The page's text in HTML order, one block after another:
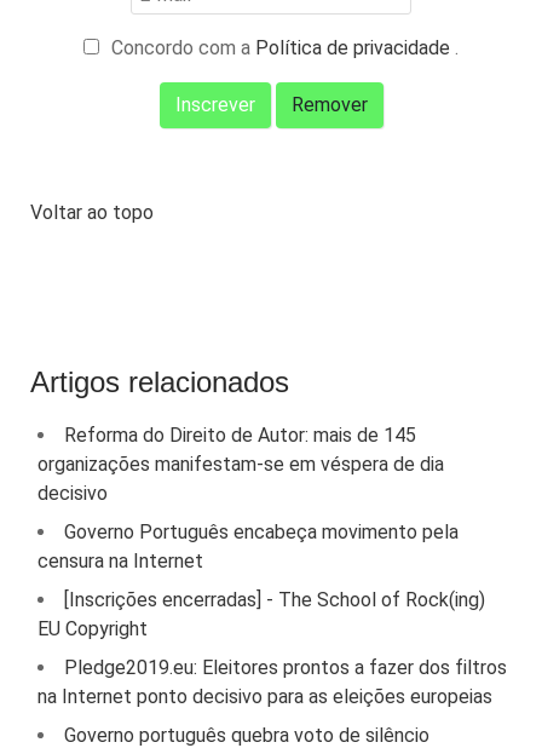
Concordo com a Política de privacidade .
Voltar ao topo
Artigos relacionados
Reforma do Direito de Autor: mais de 145
organizações manifestam-se em véspera de dia
decisivo
Governo Português encabeça movimento pela
censura na Internet
[Inscrições encerradas] - The School of Rock(ing)
EU Copyright
Pledge2019.eu: Eleitores prontos a fazer dos filtros
na Internet ponto decisivo para as eleições europeias
Governo português quebra voto de silêncio